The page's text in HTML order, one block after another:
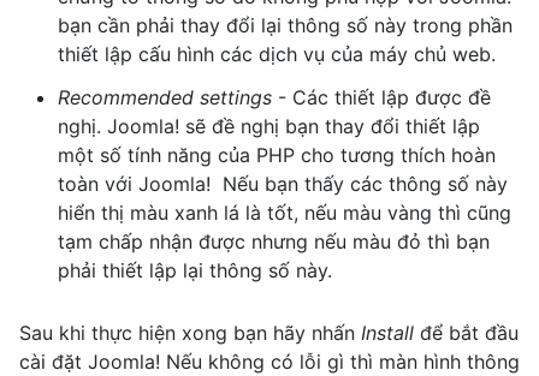
bạn cần phải thay đổi lại thông số này trong phần
thiết lập cấu hình các dịch vụ của máy chủ web.
Recommended settings - Các thiết lập được đề
nghị. Joomla! sẽ đề nghị bạn thay đổi thiết lập
một số tính năng của PHP cho tương thích hoàn
toàn với Joomla! Nếu bạn thấy các thông số này
hiển thị màu xanh lá là tốt, nếu màu vàng thì cũng
tạm chấp nhận được nhưng nếu màu đỏ thì bạn
phải thiết lập lại thông số này.
Sau khi thực hiện xong bạn hãy nhấn Install để bắt đầu
cài đặt Joomla! Nếu không có lỗi gì thì màn hình thông